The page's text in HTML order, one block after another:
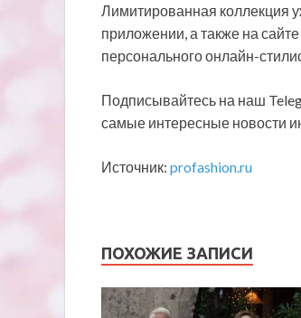
Лимитированная коллекция
приложении, а также на
персонального онлайн-
Подписывайтесь на наш
самые интересные новости
Источник: profashion.ru
ПОХОЖИЕ ЗАПИСИ